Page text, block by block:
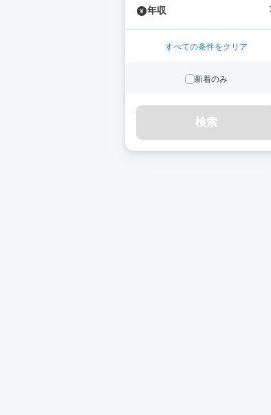
年収
すべての条件をクリア
新着のみ
検索